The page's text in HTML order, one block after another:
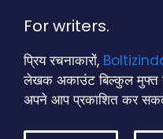
For writers.
प्रिय रचनाकारों,
लेखक अकाउंट बिल्कुल मुफ्त
अपने आप प्रकाशित कर